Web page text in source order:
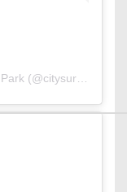
Une publication partagée par City Surf Park (@citysurfpark)